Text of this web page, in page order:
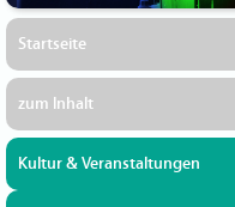
Startseite
zum Inhalt
Kultur & Veranstaltungen